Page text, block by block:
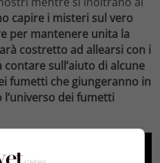
capire i misteri sul vero
per mantenere unita la
costretto ad allearsi con i
sull’aiuto di alcune
fumetti che giungeranno in
dei fumetti